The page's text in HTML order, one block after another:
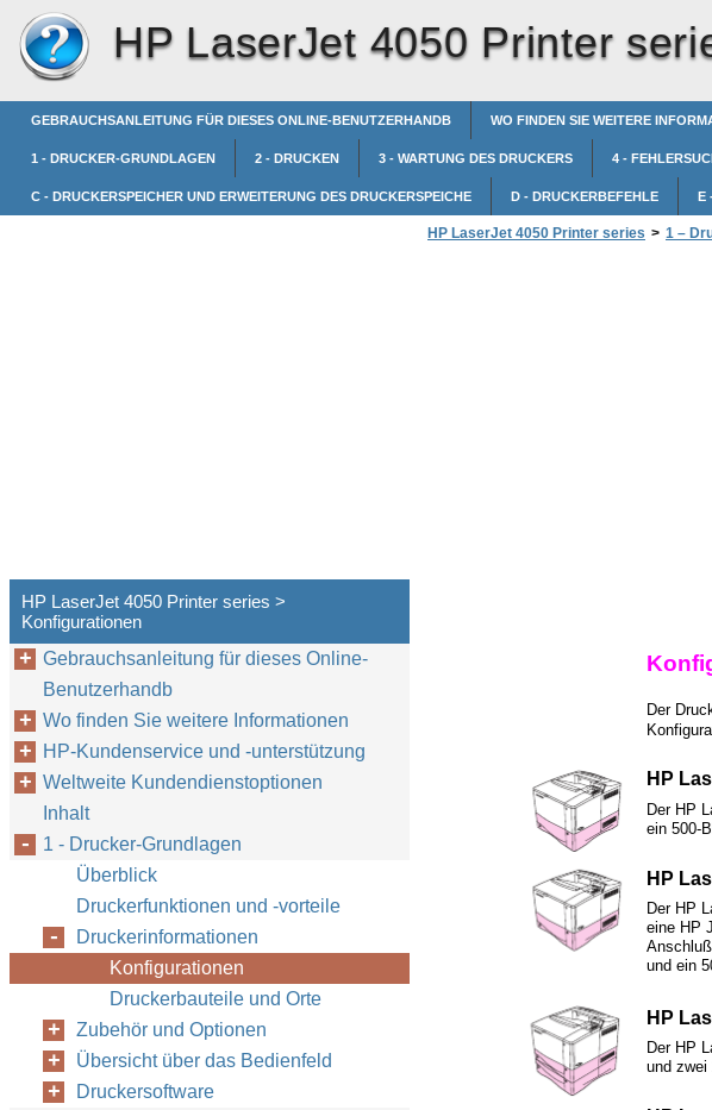
HP LaserJet 4050 Printer
GEBRAUCHSANLEITUNG FÜR DIESES ONLINE-BENUTZERHANDB WO FINDEN SIE WEITERE
1 - DRUCKER-GRUNDLAGEN 2 - DRUCKEN 3 - WARTUNG DES DRUCKERS 4 -
C - DRUCKERSPEICHER UND ERWEITERUNG DES DRUCKERSPEICHE D - DRUCKERBEFEHLE E
HP LaserJet 4050 Printer series > 1 –
Der
HP
Der HP
ein 500-
HP
Der HP
eine HP
und ein
HP
Der HP
und zwei
HP LaserJet 4050 Printer series >
Konfigurationen
Gebrauchsanleitung für dieses Online-
Benutzerhandb
Wo finden Sie weitere Informationen
HP-Kundenservice und -unterstützung
Weltweite Kundendienstoptionen
Inhalt
1 - Drucker-Grundlagen
Überblick
Druckerfunktionen und -vorteile
Druckerinformationen
Konfigurationen
Druckerbauteile und Orte
Zubehör und Optionen
Übersicht über das Bedienfeld
Druckersoftware